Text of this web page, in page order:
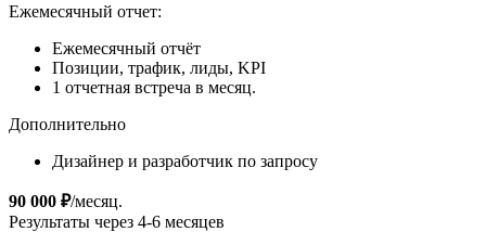
Ежемесячный отчет:
Ежемесячный отчёт
Позиции, трафик, лиды, KPI
1 отчетная встреча в месяц.
Дополнительно
Дизайнер и разработчик по запросу
90 000 ₽/месяц.
Результаты через 4-6 месяцев